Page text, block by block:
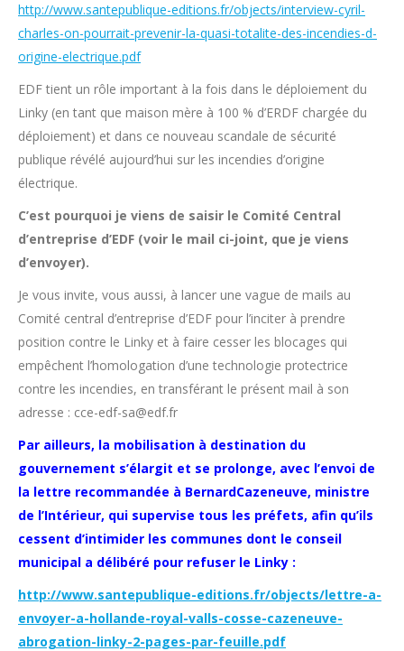
http://www.santepublique-editions.fr/objects/interview-cyril-
charles-on-pourrait-prevenir-la-quasi-totalite-des-incendies-d-
origine-electrique.pdf
EDF tient un rôle important à la fois dans le déploiement du
Linky (en tant que maison mère à 100 % d’ERDF chargée du
déploiement) et dans ce nouveau scandale de sécurité
publique révélé aujourd’hui sur les incendies d’origine
électrique.
C’est pourquoi je viens de saisir le Comité Central
d’entreprise d’EDF (voir le mail ci-joint, que je viens
d’envoyer).
Je vous invite, vous aussi, à lancer une vague de mails au
Comité central d’entreprise d’EDF pour l’inciter à prendre
position contre le Linky et à faire cesser les blocages qui
empêchent l’homologation d’une technologie protectrice
contre les incendies, en transférant le présent mail à son
adresse : cce-edf-sa@edf.fr
Par ailleurs, la mobilisation à destination du
gouvernement s’élargit et se prolonge, avec l’envoi de
la lettre recommandée à BernardCazeneuve, ministre
de l’Intérieur, qui supervise tous les préfets, afin qu’ils
cessent d’intimider les communes dont le conseil
municipal a délibéré pour refuser le Linky :
http://www.santepublique-editions.fr/objects/lettre-a-
envoyer-a-hollande-royal-valls-cosse-cazeneuve-
abrogation-linky-2-pages-par-feuille.pdf